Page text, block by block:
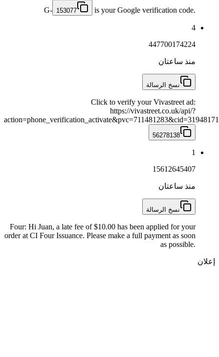
G- 153077 is your Google verification code.
4
447700174224
منذ ساعتان
نسخ الرسالة
Click to verify your Vivastreet ad:
https://vivastreet.co.uk/api/?
56278138
1
15612645407
منذ ساعتان
نسخ الرسالة
Four: Hi Juan, a late fee of $10.00 has been applied for your
order at CI Four Issuance. Please make a full payment as soon
as possible.
إعلان